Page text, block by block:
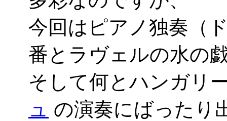
今回はピアノ独奏（
番とラヴェルの水の
そして何とハンガリ
ュ の演奏にばったり